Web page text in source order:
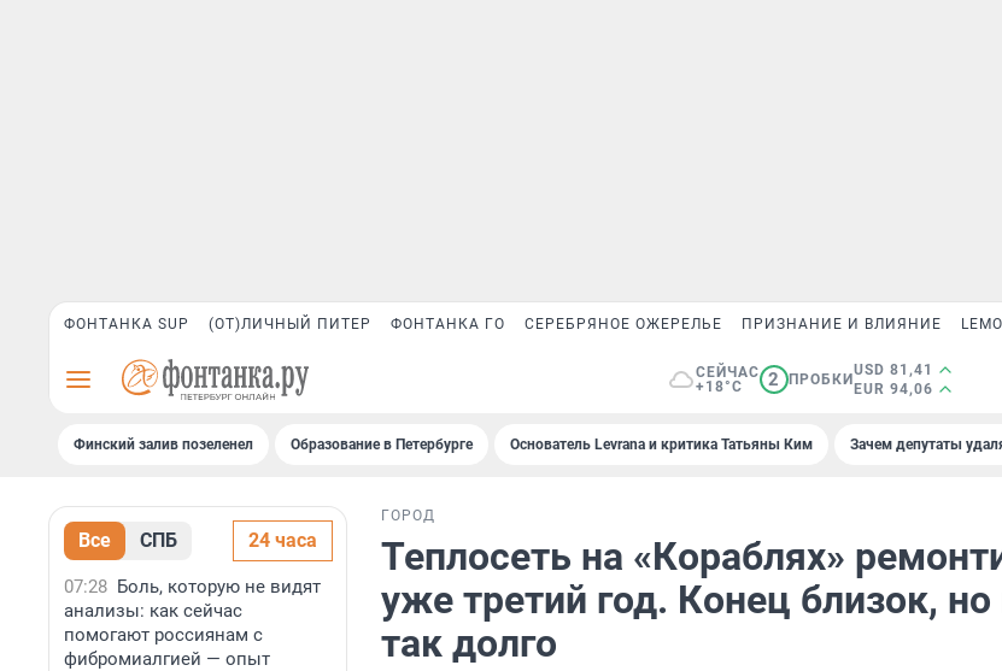
ФОНТАНКА SUP (ОТ)ЛИЧНЫЙ ПИТЕР ФОНТАНКА ГО СЕРЕБРЯНОЕ ОЖЕРЕЛЬЕ ПРИЗНАНИЕ И ВЛИЯНИЕ
СЕЙЧАС
+18°C
2 ПРОБКИ
USD 81,41
EUR 94,06
Финский залив позеленел Образование в Петербурге Основатель Levrana и критика Татьяны Ким Зачем депутаты
Все СПБ 24 часа
07:28 Боль, которую не видят
анализы: как сейчас
помогают россиянам с
фибромиалгией — опыт
ГОРОД
Теплосеть на «Кораблях»
уже третий год. Конец близок,
так долго